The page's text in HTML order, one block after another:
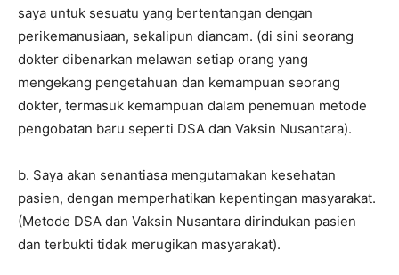
saya untuk sesuatu yang bertentangan dengan
perikemanusiaan, sekalipun diancam. (di sini seorang
dokter dibenarkan melawan setiap orang yang
mengekang pengetahuan dan kemampuan seorang
dokter, termasuk kemampuan dalam penemuan metode
pengobatan baru seperti DSA dan Vaksin Nusantara).
b. Saya akan senantiasa mengutamakan kesehatan
pasien, dengan memperhatikan kepentingan masyarakat.
(Metode DSA dan Vaksin Nusantara dirindukan pasien
dan terbukti tidak merugikan masyarakat).